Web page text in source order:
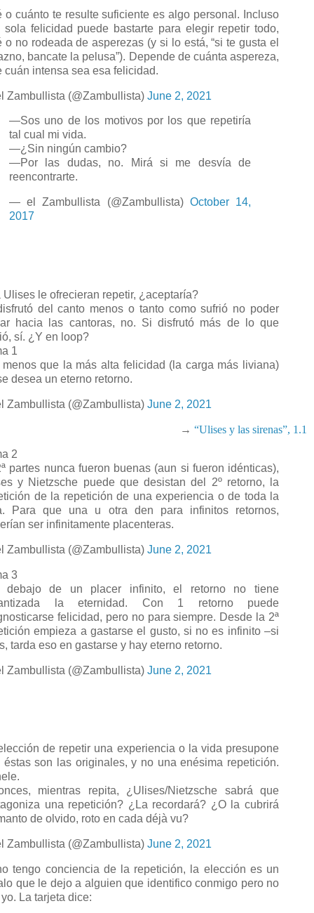
o cuánto te resulte suficiente es algo personal. Incluso
sola felicidad puede bastarte para elegir repetir todo,
o no rodeada de asperezas (y si lo está, “si te gusta el
bancate la pelusa”). Depende de cuánta aspereza,
cuán intensa sea esa felicidad.
Zambullista (@Zambullista) June 2, 2021
—Sos uno de los motivos por los que repetiría
tal cual mi vida.
—¿Sin ningún cambio?
—Por las dudas, no. Mirá si me desvía de
reencontrarte.
— el Zambullista (@Zambullista) October 14,
2017
Ulises le ofrecieran repetir, ¿aceptaría?
del canto menos o tanto como sufrió no poder
hacia las cantoras, no. Si disfrutó más de lo que
sí. ¿Y en loop?
1
menos que la más alta felicidad (la carga más liviana)
desea un eterno retorno.
Zambullista (@Zambullista) June 2, 2021
→ “Ulises y las sirenas”, 1.1
2
partes nunca fueron buenas (aun si fueron idénticas),
y Nietzsche puede que desistan del 2º retorno, la
de la repetición de una experiencia o de toda la
Para que una u otra den para infinitos retornos,
ser infinitamente placenteras.
Zambullista (@Zambullista) June 2, 2021
3
debajo de un placer infinito, el retorno no tiene
la eternidad. Con 1 retorno puede
felicidad, pero no para siempre. Desde la 2ª
empieza a gastarse el gusto, si no es infinito –si
tarda eso en gastarse y hay eterno retorno.
Zambullista (@Zambullista) June 2, 2021
de repetir una experiencia o la vida presupone
éstas son las originales, y no una enésima repetición.
mientras repita, ¿Ulises/Nietzsche sabrá que
una repetición? ¿La recordará? ¿O la cubrirá
de olvido, roto en cada déjà vu?
Zambullista (@Zambullista) June 2, 2021
tengo conciencia de la repetición, la elección es un
que le dejo a alguien que identifico conmigo pero no
La tarjeta dice: